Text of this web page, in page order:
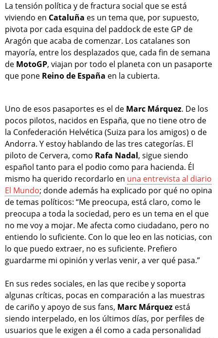
La tensión política y de fractura social que se está
viviendo en Cataluña es un tema que, por supuesto,
pivota por cada esquina del paddock de este GP de
Aragón que acaba de comenzar. Los catalanes son
mayoría, entre los desplazados que, cada fin de semana
de MotoGP, viajan por todo el planeta con un pasaporte
que pone Reino de España en la cubierta.
Uno de esos pasaportes es el de Marc Márquez. De los
pocos pilotos, nacidos en España, que no tiene otro de
la Confederación Helvética (Suiza para los amigos) o de
Andorra. Y estoy hablando de las tres categorías. El
piloto de Cervera, como Rafa Nadal, sigue siendo
español tanto para el podio como para hacienda. Él
mismo ha querido recordarlo en una entrevista al diario
El Mundo; donde además ha explicado por qué no opina
de temas políticos: “Me preocupa, está claro, como le
preocupa a toda la sociedad, pero es un tema en el que
no me voy a mojar. Me afecta como ciudadano, pero no
entiendo lo suficiente. Con lo que leo en las noticias, con
lo que puedo extraer, no es suficiente. Prefiero
guardarme mi opinión y verlas venir, a ver qué pasa.”
En sus redes sociales, en las que recibe y soporta
algunas críticas, pocas en comparación a las muestras
de cariño y apoyo de sus fans, Marc Márquez está
siendo interpelado, en los últimos días, por perfiles de
usuarios que le exigen a él como a cada personalidad